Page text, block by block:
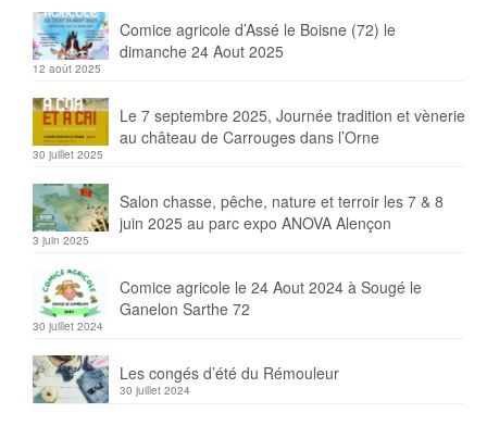
Comice agricole d’Assé le Boisne (72) le
dimanche 24 Aout 2025
12 août 2025
Le 7 septembre 2025, Journée tradition et vènerie
au château de Carrouges dans l’Orne
30 juillet 2025
Salon chasse, pêche, nature et terroir les 7 & 8
juin 2025 au parc expo ANOVA Alençon
3 juin 2025
Comice agricole le 24 Aout 2024 à Sougé le
Ganelon Sarthe 72
30 juillet 2024
Les congés d’été du Rémouleur
30 juillet 2024